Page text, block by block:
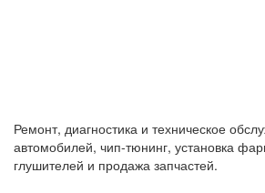
Ремонт, диагностика и техническое
автомобилей, чип-тюнинг, установка
глушителей и продажа запчастей.